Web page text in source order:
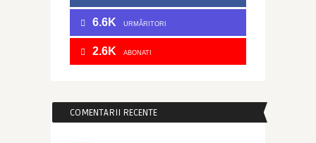
6.6K URMĂRITORI
2.6K ABONATI
COMENTARII RECENTE